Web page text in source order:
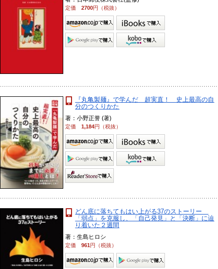
定価2700円（税抜）
『丸亀製麺』で学んだ 超実直！ 史上最高の自
分のつくりかた
著：小野正誉 (著)
定価1,184円（税抜）
どん底に落ちてもはい上がる37のストーリー
「弱点」を克服し、「自己発見」と「決断」に辿
り着いた２週間
著：生島ヒロシ
定価961円（税抜）